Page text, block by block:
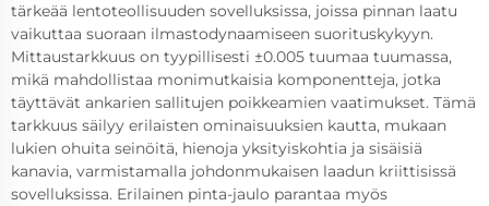
tärkeää lentoteollisuuden sovelluksissa, joissa pinnan laatu
vaikuttaa suoraan ilmastodynaamiseen suorituskykyyn.
Mittaustarkkuus on tyypillisesti ±0.005 tuumaa tuumassa,
mikä mahdollistaa monimutkaisia komponentteja, jotka
täyttävät ankarien sallitujen poikkeamien vaatimukset. Tämä
tarkkuus säilyy erilaisten ominaisuuksien kautta, mukaan
lukien ohuita seinöitä, hienoja yksityiskohtia ja sisäisiä
kanavia, varmistamalla johdonmukaisen laadun kriittisissä
sovelluksissa. Erilainen pinta-jaulo parantaa myös